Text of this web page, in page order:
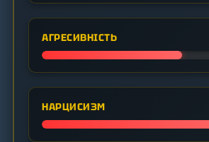
АГРЕСИВНІСТЬ
НАРЦИСИЗМ